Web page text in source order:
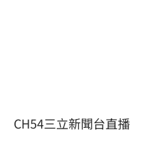
CH54三立新聞台直播